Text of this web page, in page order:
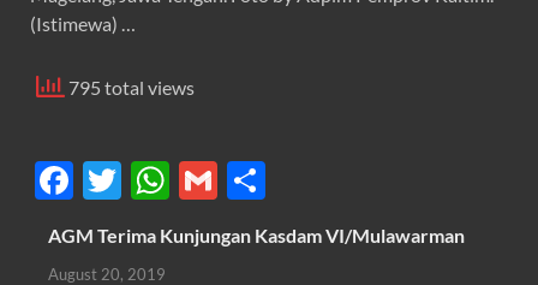
(Istimewa) …
795 total views
F
ac
e
T
w
itt
W
h
at
G
ail
h
ar
AGM Terima Kunjungan Kasdam VI/Mulawarman
August 20, 2019